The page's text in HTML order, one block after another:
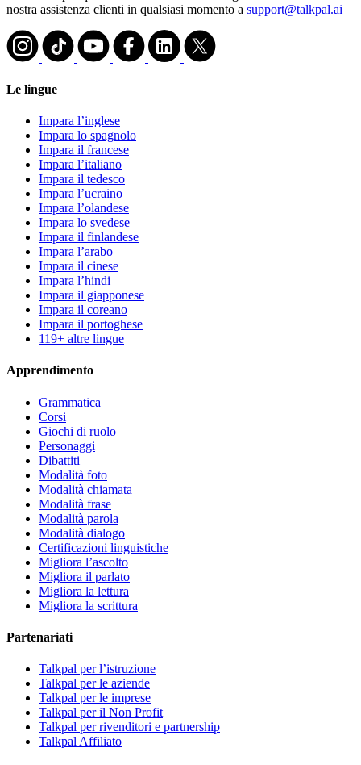
nostra assistenza clienti in qualsiasi momento a support@talkpal.ai
Le lingue
Impara l’inglese
Impara lo spagnolo
Impara il francese
Impara l’italiano
Impara il tedesco
Impara l’ucraino
Impara l’olandese
Impara lo svedese
Impara il finlandese
Impara l’arabo
Impara il cinese
Impara l’hindi
Impara il giapponese
Impara il coreano
Impara il portoghese
119+ altre lingue
Apprendimento
Grammatica
Corsi
Giochi di ruolo
Personaggi
Dibattiti
Modalità foto
Modalità chiamata
Modalità frase
Modalità parola
Modalità dialogo
Certificazioni linguistiche
Migliora l’ascolto
Migliora il parlato
Migliora la lettura
Migliora la scrittura
Partenariati
Talkpal per l’istruzione
Talkpal per le aziende
Talkpal per le imprese
Talkpal per il Non Profit
Talkpal per rivenditori e partnership
Talkpal Affiliato